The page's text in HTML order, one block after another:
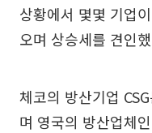
상황에서 몇몇 기업
오며 상승세를 견인
체코의 방산기업
며 영국의 방산업체